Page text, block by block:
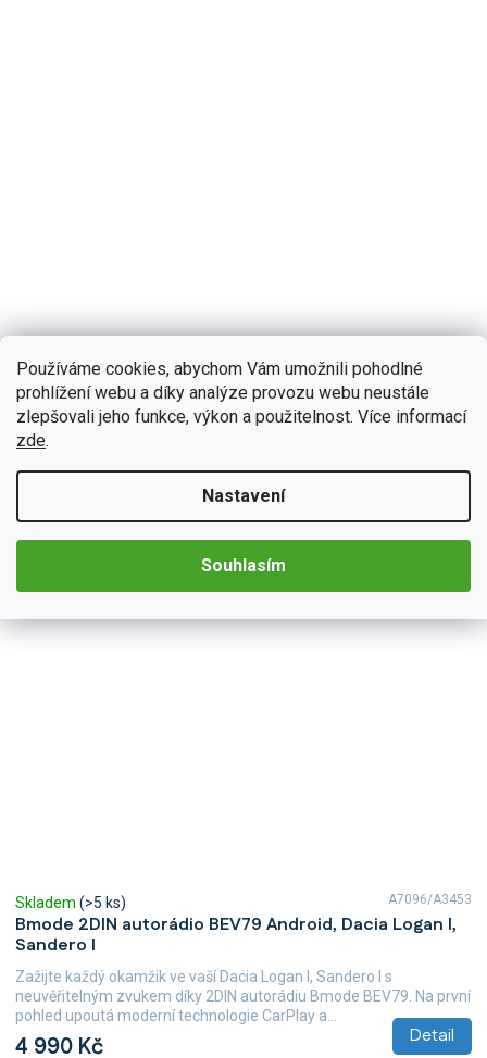
Používáme cookies, abychom Vám umožnili pohodlné
prohlížení webu a díky analýze provozu webu neustále
zlepšovali jeho funkce, výkon a použitelnost. Více informací
zde.
Nastavení
Souhlasím
Bmode 2DIN autorádio BW76 Android s GPS - Dacia,
Renault
Autorádio Bmode BW76 pro Dacia, Renault Vám dokonale
poslouží na kratších, ale i dlouhých cestách. Na první pohled
Bmode 2DIN autorádio BEV79 Android, Dacia Logan I,
Sandero I
Skladem (>5 ks)
4 990 Kč Detail
Zažijte každý okamžik ve vaší Dacia Logan I, Sandero I s
neuvěřitelným zvukem díky 2DIN autorádiu Bmode BEV79. Na první
pohled upoutá moderní technologie CarPlay a...
A7096/A3453